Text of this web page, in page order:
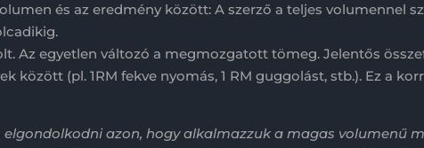
és az eredmény között: A szerző a teljes volumennel
Az egyetlen változó a megmozgatott tömeg. Jelentős
között (pl. 1RM fekve nyomás, 1 RM guggolást, stb.). Ez a
elgondolkodni azon, hogy alkalmazzuk a magas volumenű